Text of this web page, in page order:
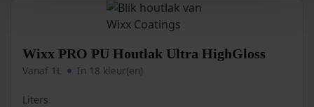
Wixx PRO PU Houtlak Ultra HighGloss
Vanaf 1L In 18 kleur(en)
Liters